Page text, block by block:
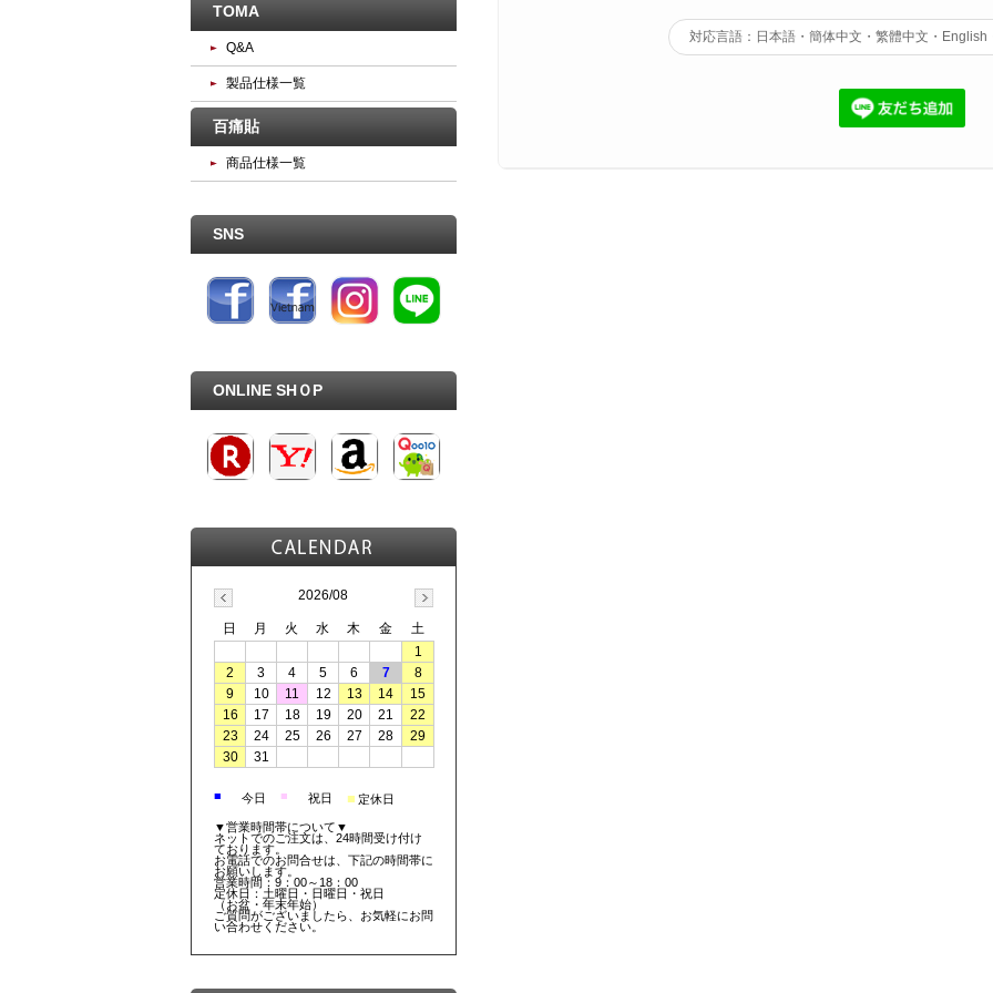
対応言語：日本語・簡体中文・繁體中文・English
TOMA
Q&A
製品仕様一覧
百痛貼
商品仕様一覧
SNS
ONLINE SHＯP
2026/08
日 月 火 水 木 金
土
1
2
3 4 5 6 7
8
9
10 11 12 13 14
15
16
17 18 19 20 21
22
23
24 25 26 27 28
29
30
31
■ 今日 ■ 祝日 ■ 定休日
▼営業時間帯について▼
ネットでのご注文は、24時間受け付け
ております。
お電話でのお問合せは、下記の時間帯に
お願いします。
営業時間：9：00～18：00
定休日：土曜日・日曜日・祝日
（お盆・年末年始）
ご質問がございましたら、お気軽にお問
い合わせください。